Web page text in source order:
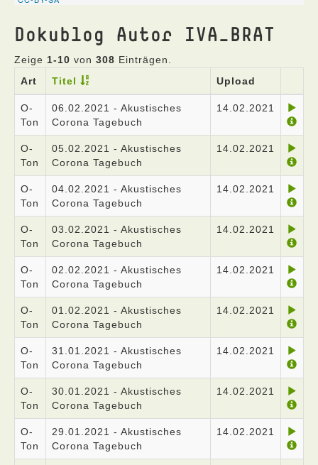
Dokublog Autor IVA_BRAT
Zeige 1-10 von 308 Einträgen.
Art
Titel Upload
O-
Ton
06.02.2021 - Akustisches
Corona Tagebuch
14.02.2021
O-
Ton
05.02.2021 - Akustisches
Corona Tagebuch
14.02.2021
O-
Ton
04.02.2021 - Akustisches
Corona Tagebuch
14.02.2021
O-
Ton
03.02.2021 - Akustisches
Corona Tagebuch
14.02.2021
O-
Ton
02.02.2021 - Akustisches
Corona Tagebuch
14.02.2021
O-
Ton
01.02.2021 - Akustisches
Corona Tagebuch
14.02.2021
O-
Ton
31.01.2021 - Akustisches
Corona Tagebuch
14.02.2021
O-
Ton
30.01.2021 - Akustisches
Corona Tagebuch
14.02.2021
O-
Ton
29.01.2021 - Akustisches
Corona Tagebuch
14.02.2021